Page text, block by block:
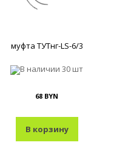
муфта ТУТнг-LS-6/3
В наличии 30 шт
68 BYN
В корзину